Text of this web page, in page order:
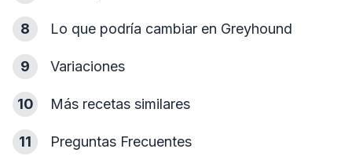
8 Lo que podría cambiar en Greyhound
9 Variaciones
10 Más recetas similares
11 Preguntas Frecuentes